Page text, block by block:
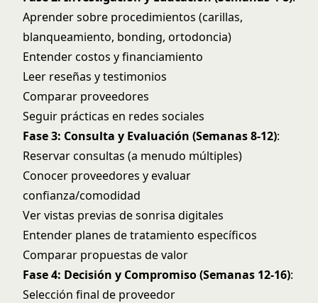
Aprender sobre procedimientos (carillas,
blanqueamiento, bonding, ortodoncia)
Entender costos y financiamiento
Leer reseñas y testimonios
Comparar proveedores
Seguir prácticas en redes sociales
Fase 3: Consulta y Evaluación (Semanas 8-12):
Reservar consultas (a menudo múltiples)
Conocer proveedores y evaluar
confianza/comodidad
Ver vistas previas de sonrisa digitales
Entender planes de tratamiento específicos
Comparar propuestas de valor
Fase 4: Decisión y Compromiso (Semanas 12-16):
Selección final de proveedor